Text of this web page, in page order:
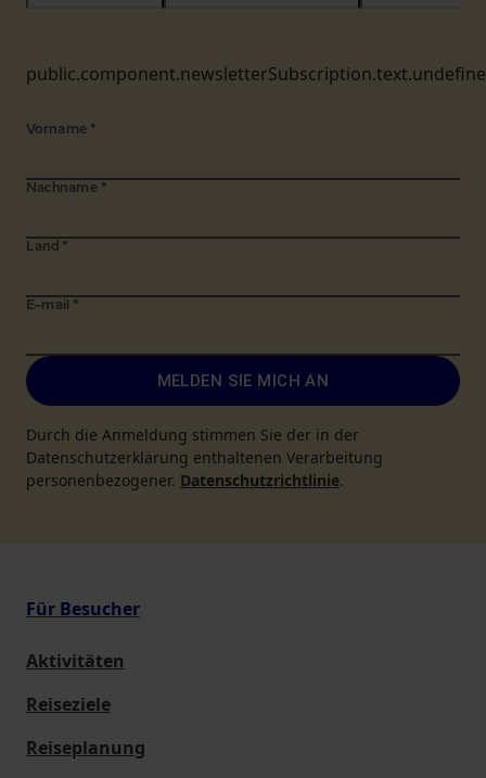
Vorname *
Nachname *
Land *
E-mail *
MELDEN SIE MICH AN
Durch die Anmeldung stimmen Sie der in der
Datenschutzerklärung enthaltenen Verarbeitung
personenbezogener. Datenschutzrichtlinie.
Für Besucher
Aktivitäten
Reiseziele
Reiseplanung